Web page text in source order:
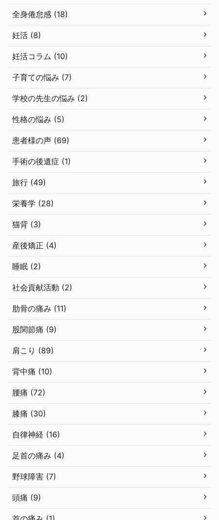
全身倦怠感 (18)
妊活 (8)
妊活コラム (10)
子育ての悩み (7)
学校の先生の悩み (2)
性格の悩み (5)
患者様の声 (69)
手術の後遺症 (1)
旅行 (49)
栄養学 (28)
猫背 (3)
産後矯正 (4)
睡眠 (2)
社会貢献活動 (2)
肋骨の痛み (11)
股関節痛 (9)
肩こり (89)
背中痛 (10)
腰痛 (72)
膝痛 (30)
自律神経 (16)
足首の痛み (4)
野球障害 (7)
頭痛 (9)